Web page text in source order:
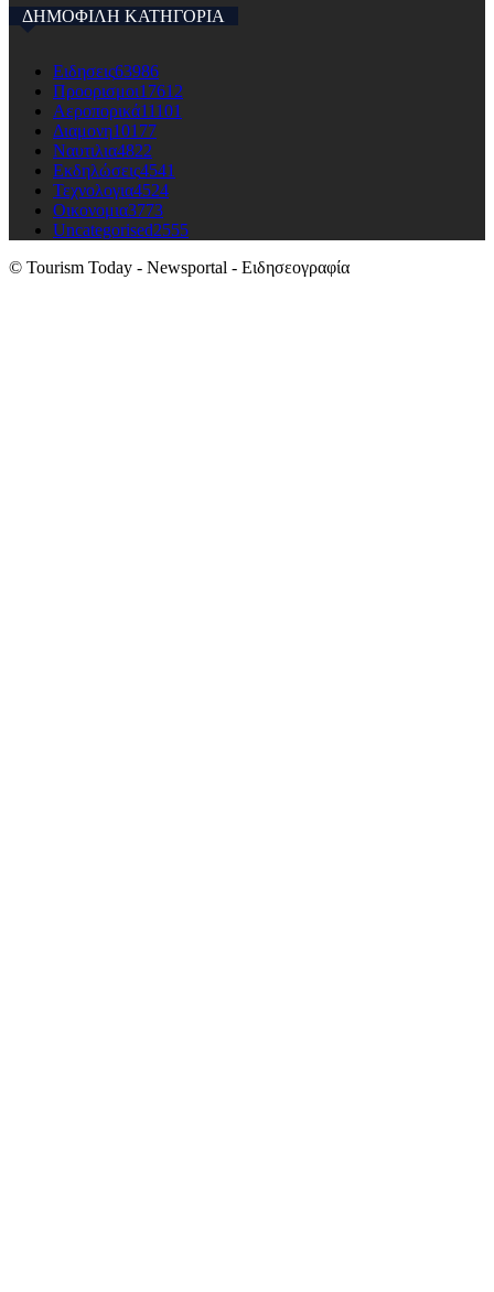
ΔΗΜΟΦΙΛΗ ΚΑΤΗΓΟΡΙΑ
Ειδησεις63986
Προορισμοι17612
Αεροπορικά11101
Διαμονη10177
Ναυτιλια4822
Εκδηλώσεις4541
Τεχνολογια4524
Οικονομια3773
Uncategorised2555
© Tourism Today - Newsportal - Ειδησεογραφία